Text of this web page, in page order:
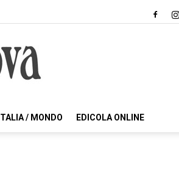
ITALIA / MONDO EDICOLA ONLINE